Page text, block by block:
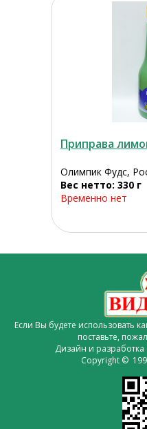
Приправа
Олимпик Фудс,
Вес нетто: 330 г
Временно нет
Если Вы будете использовать
поставьте,
Дизайн и
Copyright ©